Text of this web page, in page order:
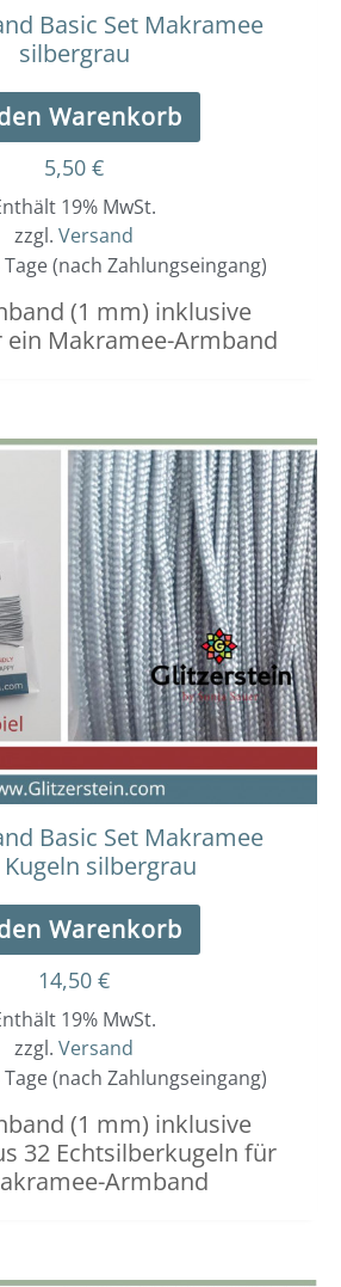
Basic Set Makramee
silbergrau
Warenkorb
5,50 €
19% MwSt.
zzgl. Versand
(nach Zahlungseingang)
(1 mm) inklusive
Makramee-Armband
Basic Set Makramee
silbergrau
Warenkorb
14,50 €
19% MwSt.
zzgl. Versand
(nach Zahlungseingang)
(1 mm) inklusive
32 Echtsilberkugeln für
Armband